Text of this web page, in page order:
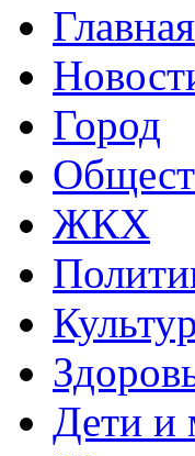
Главная
Город
ЖКХ
Дети и